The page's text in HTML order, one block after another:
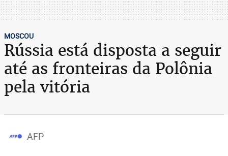
MOSCOU
Rússia está disposta a seguir
até as fronteiras da Polônia
pela vitória
AFP